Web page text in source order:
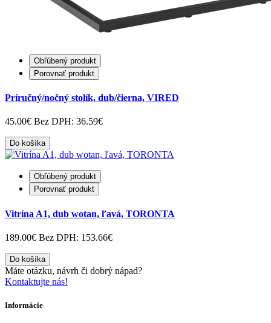
Obľúbený produkt
Porovnať produkt
Príručný/nočný stolík, dub/čierna, VIRED
45.00€ Bez DPH: 36.59€
Do košíka
Obľúbený produkt
Porovnať produkt
Vitrína A1, dub wotan, ľavá, TORONTA
189.00€ Bez DPH: 153.66€
Do košíka
Máte otázku, návrh či dobrý nápad?
Kontaktujte nás!
Informácie